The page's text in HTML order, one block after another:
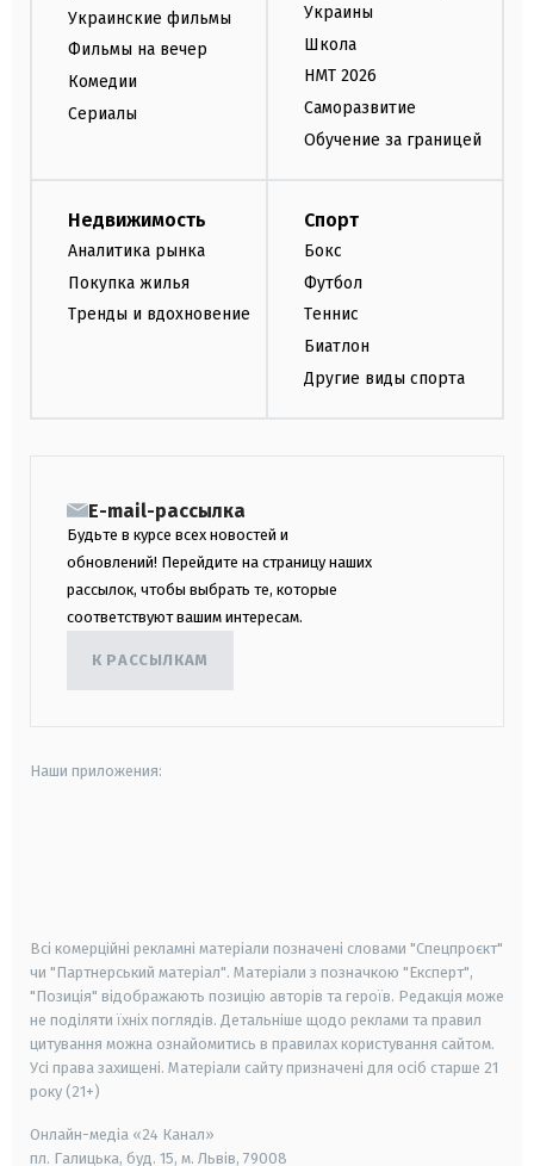
Украинские фильмы
Фильмы на вечер
Комедии
Сериалы
Украины
Школа
НМТ 2026
Саморазвитие
Обучение за границей
Недвижимость
Аналитика рынка
Покупка жилья
Тренды и вдохновение
Спорт
Бокс
Футбол
Теннис
Биатлон
Другие виды спорта
E-mail-рассылка
Будьте в курсе всех новостей и
обновлений! Перейдите на страницу наших
рассылок, чтобы выбрать те, которые
соответствуют вашим интересам.
К РАССЫЛКАМ
Наши приложения:
Всі комерційні рекламні матеріали позначені словами "Спецпроєкт"
чи "Партнерський матеріал". Матеріали з позначкою "Експерт",
"Позиція" відображають позицію авторів та героїв. Редакція може
не поділяти їхніх поглядів. Детальніше щодо реклами та правил
цитування можна ознайомитись в правилах користування сайтом.
Усі права захищені. Матеріали сайту призначені для осіб старше 21
року (21+)
Онлайн-медіа «24 Канал»
пл. Галицька, буд. 15, м. Львів, 79008